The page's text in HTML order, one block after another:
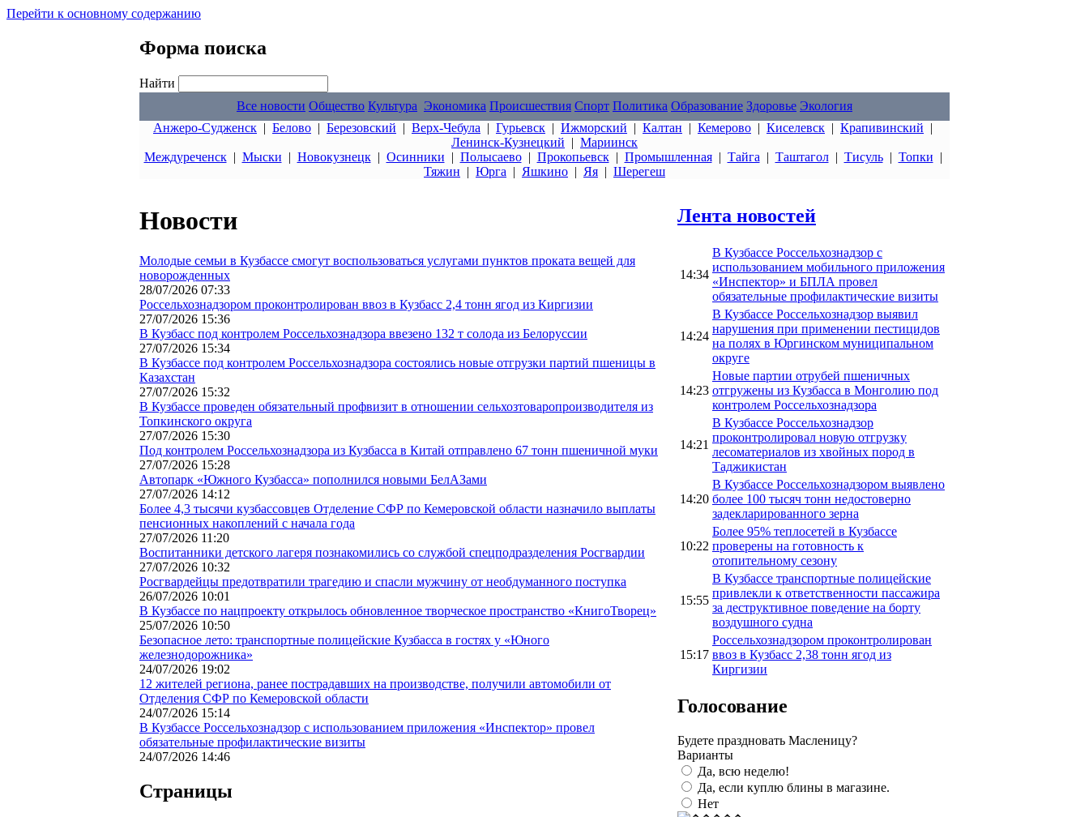
Перейти к основному содержанию
Форма поиска
Найти
Все новости Общество Культура Экономика Происшествия Спорт Политика Образование Здоровье Экология
Анжеро-Судженск | Белово | Березовский | Верх-Чебула | Гурьевск | Ижморский | Калтан | Кемерово | Киселевск | Крапивинский |
Ленинск-Кузнецкий | Мариинск
Междуреченск| Мыски | Новокузнецк| Осинники | Полысаево| Прокопьевск| Промышленная| Тайга | Таштагол| Тисуль| Топки |
Тяжин | Юрга | Яшкино | Яя | Шерегеш
Новости
Молодые семьи в Кузбассе смогут воспользоваться услугами пунктов проката вещей для
новорожденных
28/07/2026 07:33
Россельхознадзором проконтролирован ввоз в Кузбасс 2,4 тонн ягод из Киргизии
27/07/2026 15:36
В Кузбасс под контролем Россельхознадзора ввезено 132 т солода из Белоруссии
27/07/2026 15:34
В Кузбассе под контролем Россельхознадзора состоялись новые отгрузки партий пшеницы в
Казахстан
27/07/2026 15:32
В Кузбассе проведен обязательный профвизит в отношении сельхозтоваропроизводителя из
Топкинского округа
27/07/2026 15:30
Под контролем Россельхознадзора из Кузбасса в Китай отправлено 67 тонн пшеничной муки
27/07/2026 15:28
Автопарк «Южного Кузбасса» пополнился новыми БелАЗами
27/07/2026 14:12
Более 4,3 тысячи кузбассовцев Отделение СФР по Кемеровской области назначило выплаты
пенсионных накоплений с начала года
27/07/2026 11:20
Воспитанники детского лагеря познакомились со службой спецподразделения Росгвардии
27/07/2026 10:32
Росгвардейцы предотвратили трагедию и спасли мужчину от необдуманного поступка
26/07/2026 10:01
В Кузбассе по нацпроекту открылось обновленное творческое пространство «КнигоТворец»
25/07/2026 10:50
Безопасное лето: транспортные полицейские Кузбасса в гостях у «Юного
железнодорожника»
24/07/2026 19:02
12 жителей региона, ранее пострадавших на производстве, получили автомобили от
Отделения СФР по Кемеровской области
24/07/2026 15:14
В Кузбассе Россельхознадзор с использованием приложения «Инспектор» провел
обязательные профилактические визиты
24/07/2026 14:46
Страницы
Лента новостей
14:34
В Кузбассе Россельхознадзор с
использованием мобильного приложения
«Инспектор» и БПЛА провел
обязательные профилактические визиты
14:24
В Кузбассе Россельхознадзор выявил
нарушения при применении пестицидов
на полях в Юргинском муниципальном
округе
14:23
Новые партии отрубей пшеничных
отгружены из Кузбасса в Монголию под
контролем Россельхознадзора
14:21
В Кузбассе Россельхознадзор
проконтролировал новую отгрузку
лесоматериалов из хвойных пород в
Таджикистан
14:20
В Кузбассе Россельхознадзором выявлено
более 100 тысяч тонн недостоверно
задекларированного зерна
10:22
Более 95% теплосетей в Кузбассе
проверены на готовность к
отопительному сезону
15:55
В Кузбассе транспортные полицейские
привлекли к ответственности пассажира
за деструктивное поведение на борту
воздушного судна
15:17
Россельхознадзором проконтролирован
ввоз в Кузбасс 2,38 тонн ягод из
Киргизии
Голосование
Будете праздновать Масленицу?
Варианты
Да, всю неделю!
Да, если куплю блины в магазине.
Нет